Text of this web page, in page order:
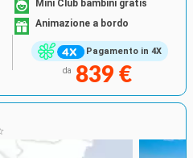
Pagamento in 4X
Mini Club bambini gratis
Animazione a bordo
da 839 €